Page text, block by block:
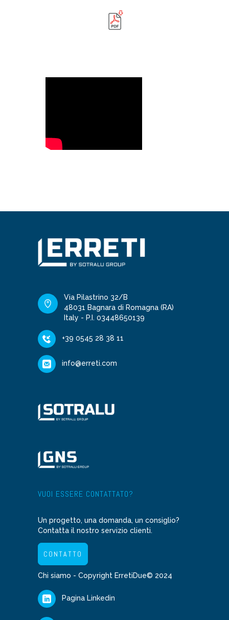
Via Pilastrino 32/B
48031 Bagnara di Romagna (RA)
Italy - P.I. 03448650139
+39 0545 28 38 11
info@erreti.com
VUOI ESSERE CONTATTATO?
Un progetto, una domanda, un consiglio?
Contatta il nostro servizio clienti.
CONTATTO
Chi siamo - Copyright ErretiDue© 2024
Pagina Linkedin